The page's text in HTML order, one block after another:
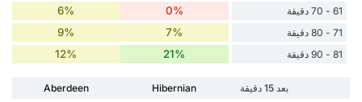
61 - 70 دقيقة 0%
6%
71 - 80 دقيقة 7%
9%
81 - 90 دقيقة 21%
12%
بعد 15 دقيقة Hibernian
Aberdeen